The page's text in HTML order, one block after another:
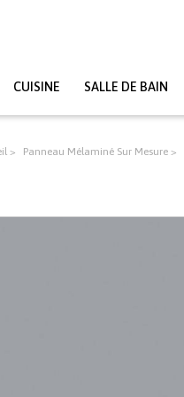
CUISINE SALLE DE BAIN
Panneau Mélaminé Sur Mesure